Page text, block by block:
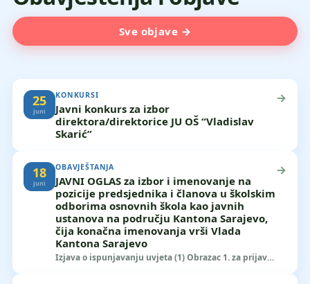
Sve objave →
25
juni
KONKURSI
Javni konkurs za izbor
direktora/direktorice JU OŠ “Vladislav
Skarić”
→
18
juni
OBAVJEŠTANJA
JAVNI OGLAS za izbor i imenovanje na
pozicije predsjednika i članova u školskim
odborima osnovnih škola kao javnih
ustanova na području Kantona Sarajevo,
čija konačna imenovanja vrši Vlada
Kantona Sarajevo
Izjava o ispunjavanju uvjeta (1) Obrazac 1. za prijavu
→